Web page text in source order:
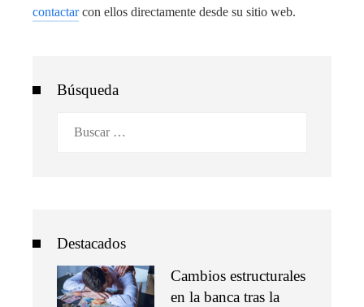
contactarcon ellos directamente desde su sitio web.
Búsqueda
Destacados
Cambios estructurales
en la banca tras la